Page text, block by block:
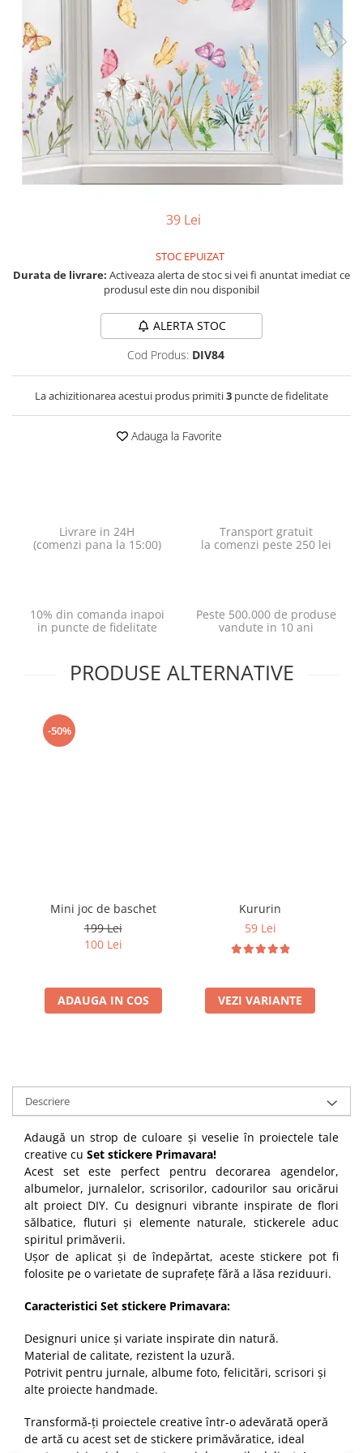
Jocuri pentru o persoana
Jocuri pentru 2 persoane
Game cunoscute
Alias
Carcassonne
Catan
Cluedo
Dixit
Monopoly
Jocuri de masa
Jocuri de societate in limba
Vezi toate jocurile de societate
39 Lei
STOC EPUIZAT
Durata de livrare: Activeaza alerta de stoc si vei fi anuntat imediat ce
produsul este din nou disponibil
ALERTA STOC
Cod Produs: DIV84
La achizitionarea acestui produs primiti3 puncte de fidelitate
Adauga la Favorite
Livrare in 24H
(comenzi pana la 15:00)
Transport gratuit
la comenzi peste 250 lei
10% din comanda inapoi
in puncte de fidelitate
Peste 500.000 de produse
vandute in 10 ani
PRODUSE ALTERNATIVE
-50%
Mini joc de baschet
199 Lei
100 Lei
ADAUGA IN COS
Kururin
59 Lei
VEZI VARIANTE
Descriere
Adaugă un strop de culoare și veselie în proiectele tale
creative cu Set stickere Primavara!
Acest set este perfect pentru decorarea agendelor,
albumelor, jurnalelor, scrisorilor, cadourilor sau oricărui
alt proiect DIY. Cu designuri vibrante inspirate de flori
sălbatice, fluturi și elemente naturale, stickerele aduc
spiritul primăverii.
Ușor de aplicat și de îndepărtat, aceste stickere pot fi
folosite pe o varietate de suprafețe fără a lăsa reziduuri.
Caracteristici Set stickere Primavara:
Designuri unice și variate inspirate din natură.
Material de calitate, rezistent la uzură.
Potrivit pentru jurnale, albume foto, felicitări, scrisori și
alte proiecte handmade.
Transformă-ți proiectele creative într-o adevărată operă
de artă cu acest set de stickere primăvăratice, ideal